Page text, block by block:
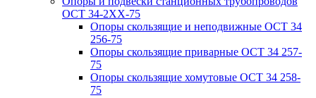
ОСТ 34-2XX-75
Опоры скользящие и неподвижные ОСТ 34
256-75
Опоры скользящие приварные ОСТ 34 257-
75
Опоры скользящие хомутовые ОСТ 34 258-
75